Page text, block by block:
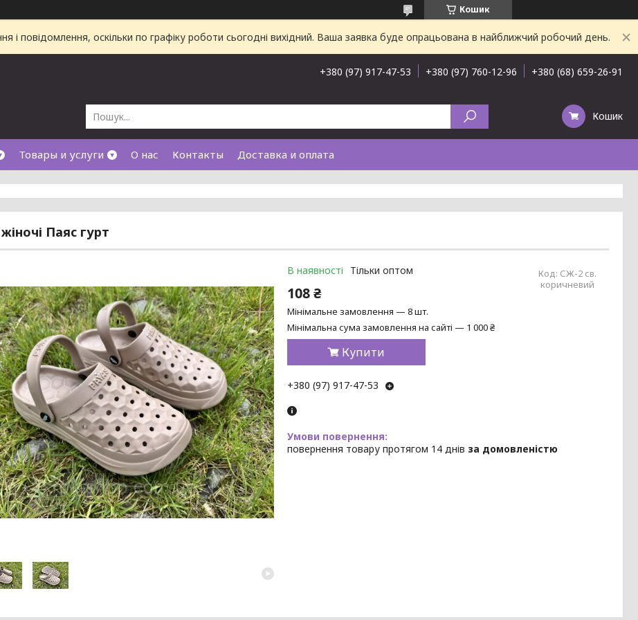
Кошик
і повідомлення, оскільки по графіку роботи сьогодні вихідний. Ваша заявка буде опрацьована в найближчий робочий день.
+380 (97) 917-47-53 +380 (97) 760-12-96 +380 (68) 659-26-91
Кошик
Товары и услуги О нас Контакты Доставка и оплата
Паяс гурт
В наявності Тільки оптом Код: СЖ-2 св.
коричневий
108 ₴
Мінімальне замовлення — 8 шт.
Мінімальна сума замовлення на сайті — 1 000 ₴
Купити
+380 (97) 917-47-53
повернення товару протягом 14 днів за домовленістю